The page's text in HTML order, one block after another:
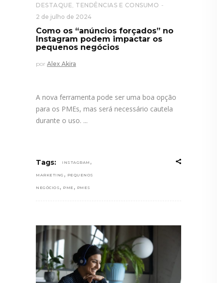
DESTAQUE, TENDÊNCIAS E CONSUMO
2 de julho de 2024
Como os “anúncios forçados” no
Instagram podem impactar os
pequenos negócios
por Alex Akira
A nova ferramenta pode ser uma boa opção
para os PMEs, mas será necessário cautela
durante o uso.
Tags: INSTAGRAM ,
MARKETING , PEQUENOS
NEGÓCIOS , PME , PMES